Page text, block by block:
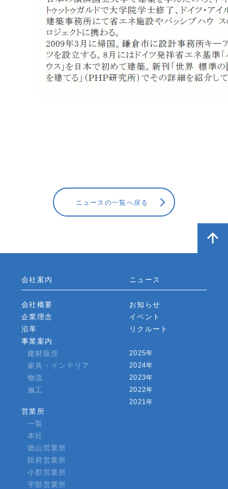
ニュースの一覧へ戻る
会社案内
会社概要
企業理念
沿革
事業案内
建材販売
家具・インテリア
物流
施工
営業所
一覧
本社
徳山営業所
防府営業所
小郡営業所
宇部営業所
ニュース
お知らせ
イベント
リクルート
2025年
2024年
2023年
2022年
2021年